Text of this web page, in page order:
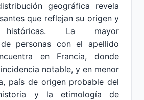
geográfica revela
que reflejan su origen y
históricas. La mayor
personas con el apellido
en Francia, donde
notable, y en menor
país de origen probable del
y la etimología de